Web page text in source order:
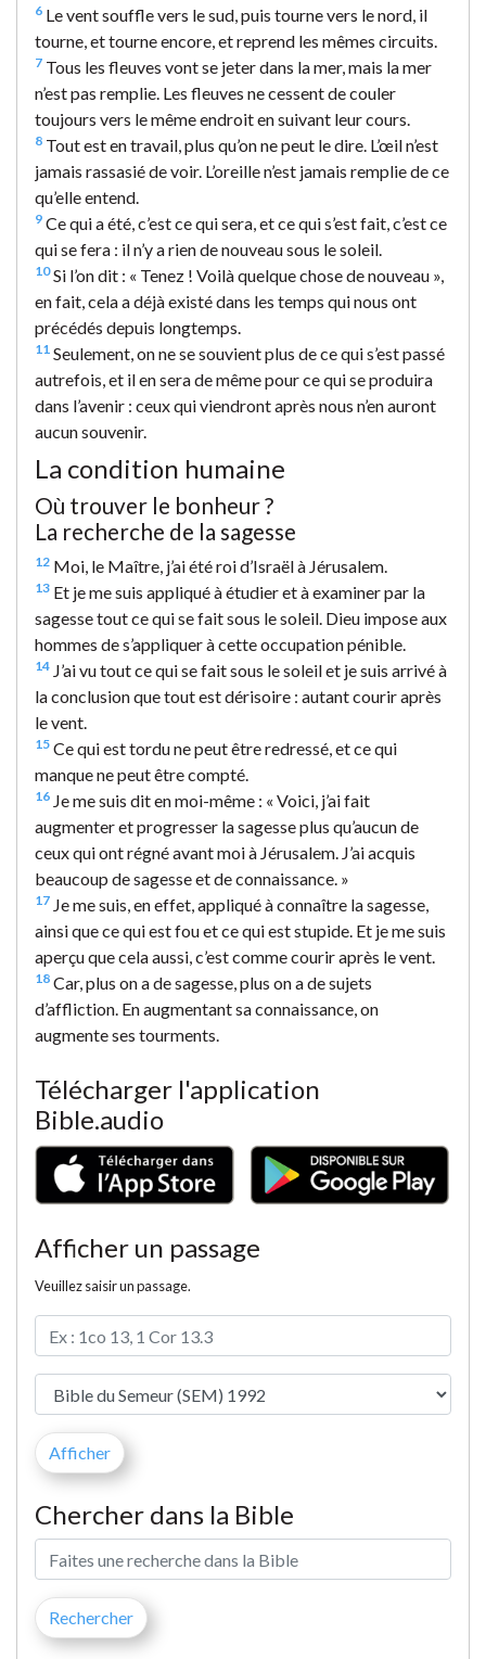
6 Le vent souffle vers le sud, puis tourne vers le nord, il
tourne, et tourne encore, et reprend les mêmes circuits.
7 Tous les fleuves vont se jeter dans la mer, mais la mer
n’est pas remplie. Les fleuves ne cessent de couler
toujours vers le même endroit en suivant leur cours.
8 Tout est en travail, plus qu’on ne peut le dire. L’œil n’est
jamais rassasié de voir. L’oreille n’est jamais remplie de ce
qu’elle entend.
9 Ce qui a été, c’est ce qui sera, et ce qui s’est fait, c’est ce
qui se fera : il n’y a rien de nouveau sous le soleil.
10Si l’on dit : « Tenez ! Voilà quelque chose de nouveau »,
en fait, cela a déjà existé dans les temps qui nous ont
précédés depuis longtemps.
11 Seulement, on ne se souvient plus de ce qui s’est passé
autrefois, et il en sera de même pour ce qui se produira
dans l’avenir : ceux qui viendront après nous n’en auront
aucun souvenir.
La condition humaine
Où trouver le bonheur ?
La recherche de la sagesse
12 Moi, le Maître, j’ai été roi d’Israël à Jérusalem.
13 Et je me suis appliqué à étudier et à examiner par la
sagesse tout ce qui se fait sous le soleil. Dieu impose aux
hommes de s’appliquer à cette occupation pénible.
14 J’ai vu tout ce qui se fait sous le soleil et je suis arrivé à
la conclusion que tout est dérisoire : autant courir après
le vent.
15 Ce qui est tordu ne peut être redressé, et ce qui
manque ne peut être compté.
16 Je me suis dit en moi-même : « Voici, j’ai fait
augmenter et progresser la sagesse plus qu’aucun de
ceux qui ont régné avant moi à Jérusalem. J’ai acquis
beaucoup de sagesse et de connaissance. »
17 Je me suis, en effet, appliqué à connaître la sagesse,
ainsi que ce qui est fou et ce qui est stupide. Et je me suis
aperçu que cela aussi, c’est comme courir après le vent.
18 Car, plus on a de sagesse, plus on a de sujets
d’affliction. En augmentant sa connaissance, on
augmente ses tourments.
Télécharger l'application
Bible.audio
Afficher un passage
Veuillez saisir un passage.
Chercher dans la Bible